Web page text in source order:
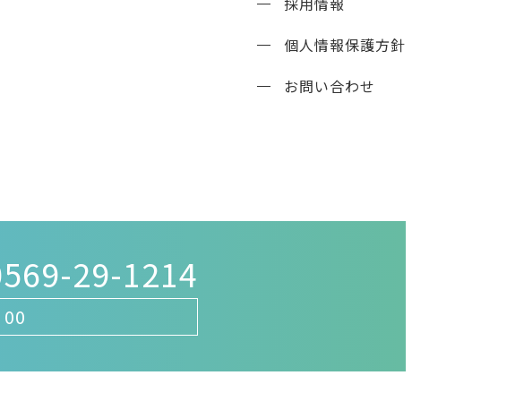
個人情報保護方針
お問い合わせ
29-1214